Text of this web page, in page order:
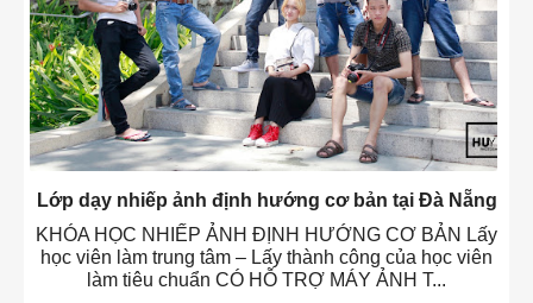
Lớp dạy nhiếp ảnh định hướng cơ bản tại Đà Nẵng
KHÓA HỌC NHIẾP ẢNH ĐỊNH HƯỚNG CƠ BẢN Lấy
học viên làm trung tâm – Lấy thành công của học viên
làm tiêu chuẩn CÓ HỖ TRỢ MÁY ẢNH T...